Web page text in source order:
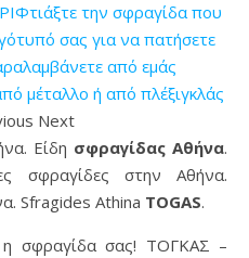
την σφραγίδα που
σας για να πατήσετε
από εμάς
μέταλλο ή από πλέξιγκλάς
Next
Είδη σφραγίδας Αθήνα.
σφραγίδες στην Αθήνα.
Sfragides Athina TOGAS.
η σφραγίδα σας! ΤΟΓΚΑΣ –